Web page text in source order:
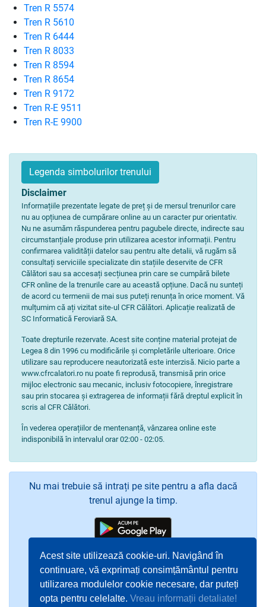
Acest site utilizează cookie-uri. Navigând în
continuare, vă exprimați consimțământul pentru
utilizarea modulelor cookie necesare, dar puteți
opta pentru celelalte.Vreau informații detaliate!
Tren R 5574
Tren R 5610
Tren R 6444
Tren R 8033
Tren R 8594
Tren R 8654
Tren R 9172
Tren R-E 9511
Tren R-E 9900
Legenda simbolurilor trenului
Disclaimer
Informațiile prezentate legate de preț și de mersul trenurilor care
nu au opțiunea de cumpărare online au un caracter pur orientativ.
Nu ne asumăm răspunderea pentru pagubele directe, indirecte sau
circumstanțiale produse prin utilizarea acestor informații. Pentru
confirmarea validității datelor sau pentru alte detalii, vă rugăm să
consultați serviciile specializate din stațiile deservite de CFR
Călători sau sa accesați secțiunea prin care se cumpără bilete
CFR online de la trenurile care au această opțiune. Dacă nu sunteți
de acord cu termenii de mai sus puteți renunța în orice moment. Vă
mulțumim că ați vizitat site-ul CFR Călători. Aplicație realizată de
SC Informatică Feroviară SA.
Toate drepturile rezervate. Acest site conține material protejat de
Legea 8 din 1996 cu modificările și completările ulterioare. Orice
utilizare sau reproducere neautorizată este interzisă. Nicio parte a
www.cfrcalatori.ro nu poate fi reprodusă, transmisă prin orice
mijloc electronic sau mecanic, inclusiv fotocopiere, înregistrare
sau prin stocarea și extragerea de informații fără dreptul explicit în
scris al CFR Călători.
În vederea operațiilor de mentenanță, vânzarea online este
indisponibilă în intervalul orar 02:00 - 02:05.
Nu mai trebuie să intrați pe site pentru a afla dacă
trenul ajunge la timp.